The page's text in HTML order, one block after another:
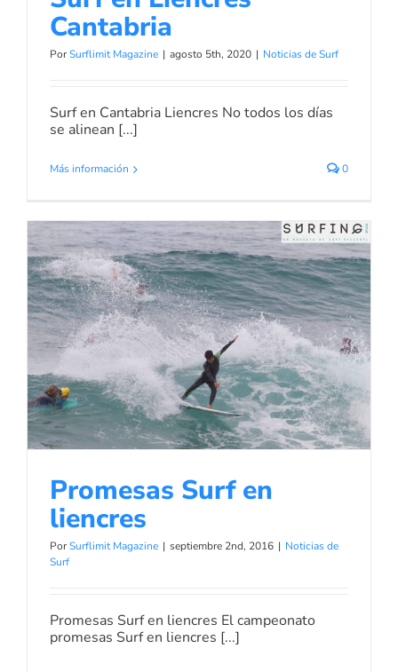
Cantabria
PorSurflimit Magazine | agosto 5th, 2020 | Noticias de Surf
Surf en Cantabria Liencres No todos los días
se alinean [...]
Más información 0
Promesas Surf en liencres
Noticias de Surf
Promesas Surf en
liencres
PorSurflimit Magazine | septiembre 2nd, 2016 | Noticias de
Surf
Promesas Surf en liencres El campeonato
promesas Surf en liencres [...]